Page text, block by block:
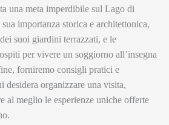
una meta imperdibile sul Lago di
importanza storica e architettonica,
suoi giardini terrazzati, e le
per vivere un soggiorno all’insegna
forniremo consigli pratici e
desidera organizzare una visita,
al meglio le esperienze uniche offerte